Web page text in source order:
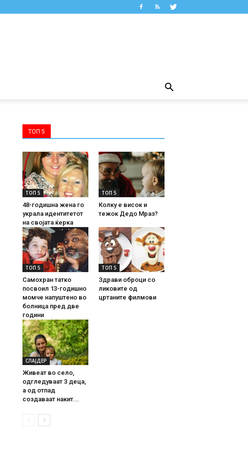
ТОП 5
ТОП 5
48-годишна жена го
украла идентитетот
на својата ќерка
ТОП 5
Колку е висок и
тежок Дедо Мраз?
ТОП 5
Самохран татко
посвоил 13-годишно
момче напуштено во
болница пред две
години
ТОП 5
Здрави оброци со
ликовите од
цртаните филмови
СЛАЈДЕР
Живеат во село,
одгледуваат 3 деца,
а од отпад
создаваат накит...